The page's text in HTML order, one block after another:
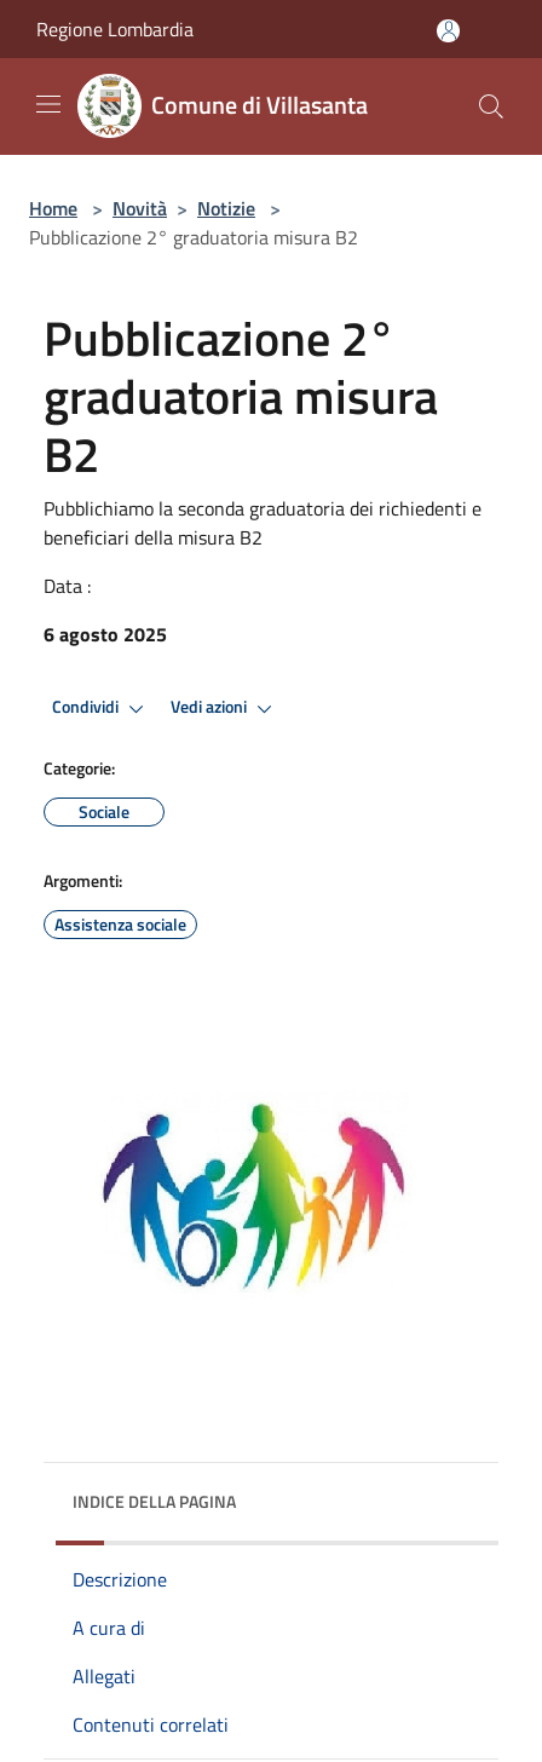
Regione Lombardia
Comune di Villasanta
Home > Novità > Notizie >
Pubblicazione 2° graduatoria misura B2
Pubblicazione 2°
graduatoria misura
B2
Pubblichiamo la seconda graduatoria dei richiedenti e
beneficiari della misura B2
Data :
6 agosto 2025
Condividi Vedi azioni
Categorie:
Sociale
Argomenti:
Assistenza sociale
INDICE DELLA PAGINA
Descrizione
A cura di
Allegati
Contenuti correlati